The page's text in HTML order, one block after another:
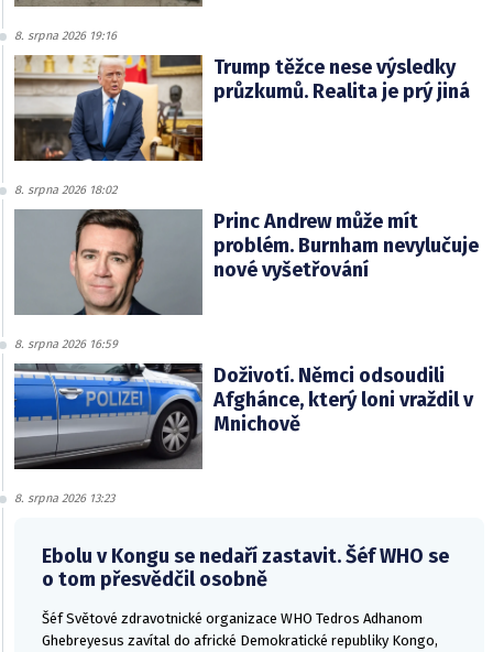
8. srpna 2026 19:16
Trump těžce nese výsledky
průzkumů. Realita je prý jiná
8. srpna 2026 18:02
Princ Andrew může mít
problém. Burnham nevylučuje
nové vyšetřování
8. srpna 2026 16:59
Doživotí. Němci odsoudili
Afghánce, který loni vraždil v
Mnichově
8. srpna 2026 13:23
Ebolu v Kongu se nedaří zastavit. Šéf WHO se
o tom přesvědčil osobně
Šéf Světové zdravotnické organizace WHO Tedros Adhanom
Ghebreyesus zavítal do africké Demokratické republiky Kongo,